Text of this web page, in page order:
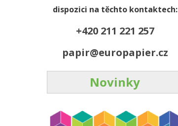
dispozici na těchto kontaktech:
+420 211 221 257
papir@europapier.cz
Novinky